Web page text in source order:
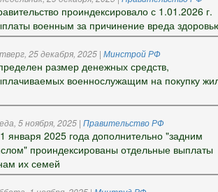
проиндексировало с 1.01.2026 г.
военным за причинение вреда
25 декабря, 2025| Минстрой РФ
размер денежных средств,
военнослужащим на покупку
5 ноября, 2025| Правительство РФ
января 2025 года дополнительно "задним
проиндексированы отдельные выплаты
их семей